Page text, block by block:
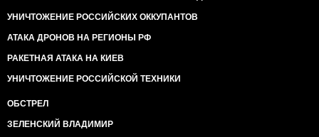
УНИЧТОЖЕНИЕ РОССИЙСКИХ ОККУПАНТОВ
АТАКА ДРОНОВ НА РЕГИОНЫ РФ
РАКЕТНАЯ АТАКА НА КИЕВ
УНИЧТОЖЕНИЕ РОССИЙСКОЙ ТЕХНИКИ
ОБСТРЕЛ
ЗЕЛЕНСКИЙ ВЛАДИМИР